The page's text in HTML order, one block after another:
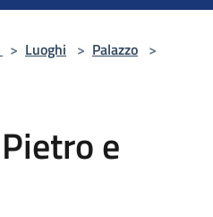
> Luoghi > Palazzo >
e